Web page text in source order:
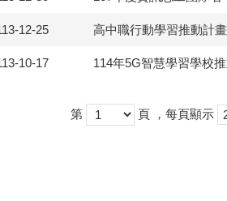
12-25 高中職行動學習推動計
10-17 114年5G智慧學習學校
第 頁 ，每頁顯示